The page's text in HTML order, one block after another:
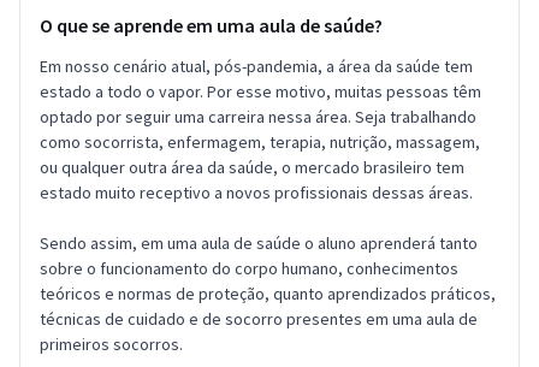
O que se aprende em uma aula de saúde?
Em nosso cenário atual, pós-pandemia, a área da saúde tem
estado a todo o vapor. Por esse motivo, muitas pessoas têm
optado por seguir uma carreira nessa área. Seja trabalhando
como socorrista, enfermagem, terapia, nutrição, massagem,
ou qualquer outra área da saúde, o mercado brasileiro tem
estado muito receptivo a novos profissionais dessas áreas.
Sendo assim, em uma aula de saúde o aluno aprenderá tanto
sobre o funcionamento do corpo humano, conhecimentos
teóricos e normas de proteção, quanto aprendizados práticos,
técnicas de cuidado e de socorro presentes em uma aula de
primeiros socorros.